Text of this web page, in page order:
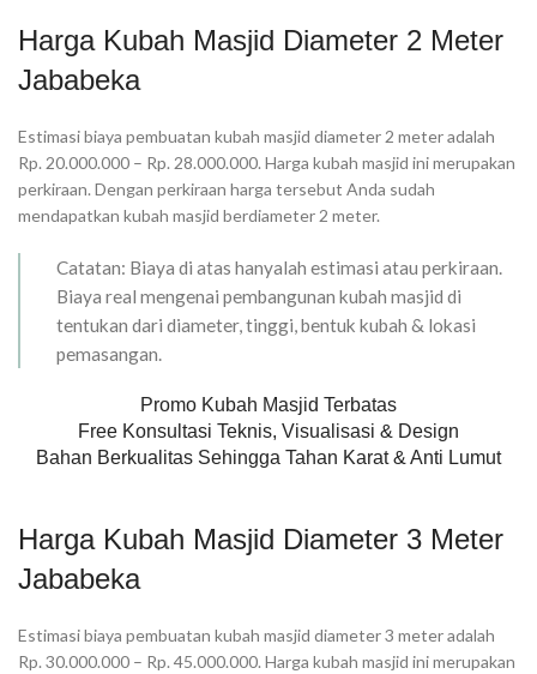
Harga Kubah Masjid Diameter 2 Meter
Jababeka
Estimasi biaya pembuatan kubah masjid diameter 2 meter adalah
Rp. 20.000.000 – Rp. 28.000.000. Harga kubah masjid ini merupakan
perkiraan. Dengan perkiraan harga tersebut Anda sudah
mendapatkan kubah masjid berdiameter 2 meter.
Catatan: Biaya di atas hanyalah estimasi atau perkiraan.
Biaya real mengenai pembangunan kubah masjid di
tentukan dari diameter, tinggi, bentuk kubah & lokasi
pemasangan.
Promo Kubah Masjid Terbatas
Free Konsultasi Teknis, Visualisasi & Design
Bahan Berkualitas Sehingga Tahan Karat & Anti Lumut
Harga Kubah Masjid Diameter 3 Meter
Jababeka
Estimasi biaya pembuatan kubah masjid diameter 3 meter adalah
Rp. 30.000.000 – Rp. 45.000.000. Harga kubah masjid ini merupakan